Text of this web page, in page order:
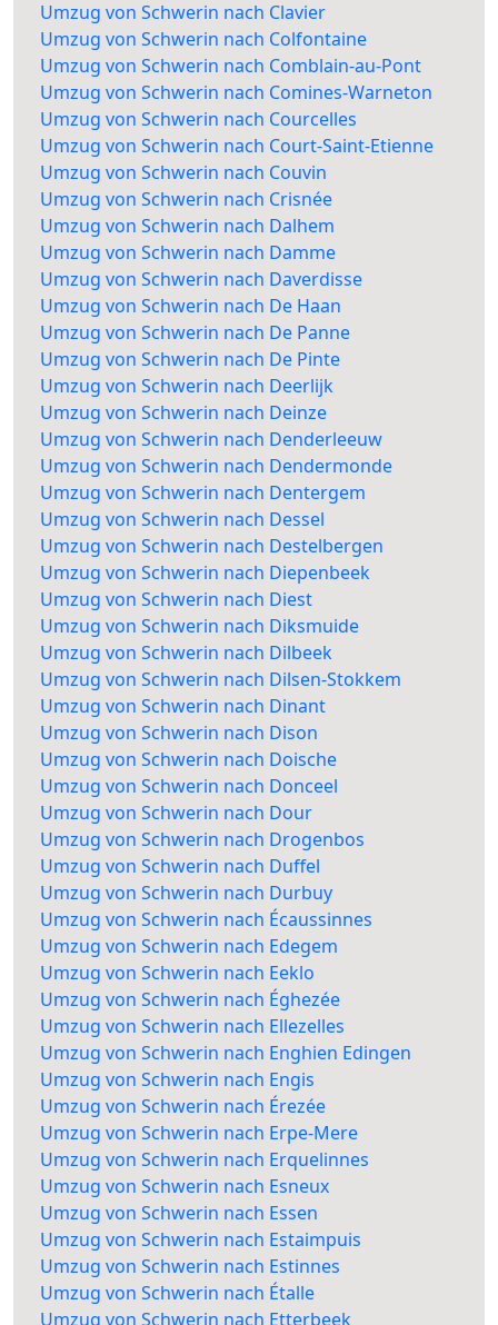
Umzug von Schwerin nach Clavier
Umzug von Schwerin nach Colfontaine
Umzug von Schwerin nach Comblain-au-Pont
Umzug von Schwerin nach Comines-Warneton
Umzug von Schwerin nach Courcelles
Umzug von Schwerin nach Court-Saint-Etienne
Umzug von Schwerin nach Couvin
Umzug von Schwerin nach Crisnée
Umzug von Schwerin nach Dalhem
Umzug von Schwerin nach Damme
Umzug von Schwerin nach Daverdisse
Umzug von Schwerin nach De Haan
Umzug von Schwerin nach De Panne
Umzug von Schwerin nach De Pinte
Umzug von Schwerin nach Deerlijk
Umzug von Schwerin nach Deinze
Umzug von Schwerin nach Denderleeuw
Umzug von Schwerin nach Dendermonde
Umzug von Schwerin nach Dentergem
Umzug von Schwerin nach Dessel
Umzug von Schwerin nach Destelbergen
Umzug von Schwerin nach Diepenbeek
Umzug von Schwerin nach Diest
Umzug von Schwerin nach Diksmuide
Umzug von Schwerin nach Dilbeek
Umzug von Schwerin nach Dilsen-Stokkem
Umzug von Schwerin nach Dinant
Umzug von Schwerin nach Dison
Umzug von Schwerin nach Doische
Umzug von Schwerin nach Donceel
Umzug von Schwerin nach Dour
Umzug von Schwerin nach Drogenbos
Umzug von Schwerin nach Duffel
Umzug von Schwerin nach Durbuy
Umzug von Schwerin nach Écaussinnes
Umzug von Schwerin nach Edegem
Umzug von Schwerin nach Eeklo
Umzug von Schwerin nach Éghezée
Umzug von Schwerin nach Ellezelles
Umzug von Schwerin nach Enghien Edingen
Umzug von Schwerin nach Engis
Umzug von Schwerin nach Érezée
Umzug von Schwerin nach Erpe-Mere
Umzug von Schwerin nach Erquelinnes
Umzug von Schwerin nach Esneux
Umzug von Schwerin nach Essen
Umzug von Schwerin nach Estaimpuis
Umzug von Schwerin nach Estinnes
Umzug von Schwerin nach Étalle
Umzug von Schwerin nach Etterbeek